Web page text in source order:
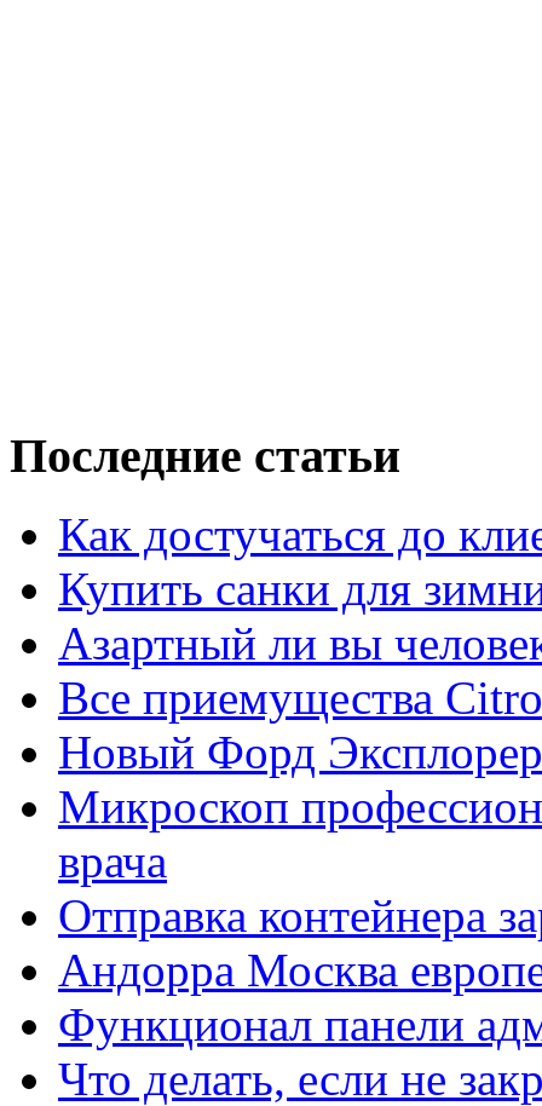
Последние статьи
Как достучаться до
Купить санки для
Азартный ли вы
Все приемущества
Новый Форд
Микроскоп
врача
Отправка контейнера
Андорра Москва
Функционал панели
Что делать, если не